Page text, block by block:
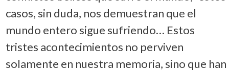
casos, sin duda, nos demuestran que el
mundo entero sigue sufriendo… Estos
tristes acontecimientos no perviven
solamente en nuestra memoria, sino que han